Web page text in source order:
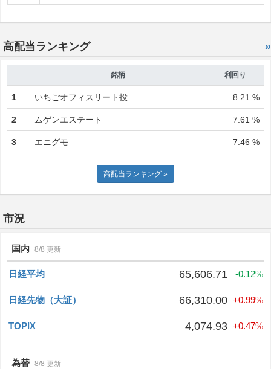
高配当ランキング »
銘柄 利回り
1 いちごオフィスリート投... 8.21 %
2 ムゲンエステート 7.61 %
3 エニグモ 7.46 %
高配当ランキング »
市況
国内 8/8 更新
日経平均 65,606.71 -0.12%
日経先物（大証） 66,310.00 +0.99%
TOPIX 4,074.93 +0.47%
為替 8/8 更新